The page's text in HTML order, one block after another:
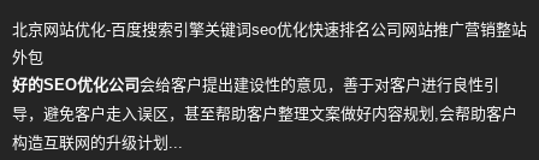
北京网站优化-百度搜索引擎关键词seo优化快速排名公司网站推广营销整站
外包
好的SEO优化公司会给客户提出建设性的意见，善于对客户进行良性引
导，避免客户走入误区，甚至帮助客户整理文案做好内容规划,会帮助客户
构造互联网的升级计划...